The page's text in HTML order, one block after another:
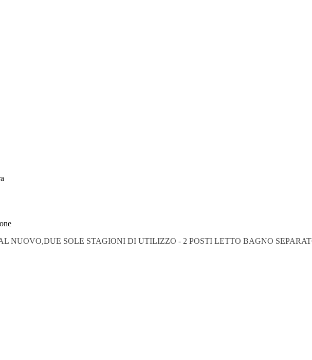
NUOVO,DUE SOLE STAGIONI DI UTILIZZO - 2 POSTI LETTO BAGNO